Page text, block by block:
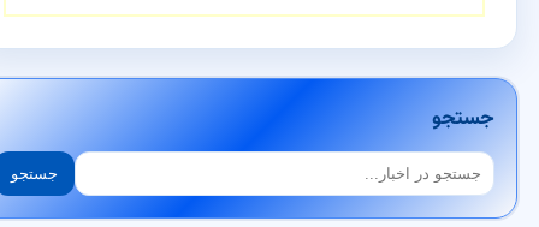
جستجو
جستجو جستجو